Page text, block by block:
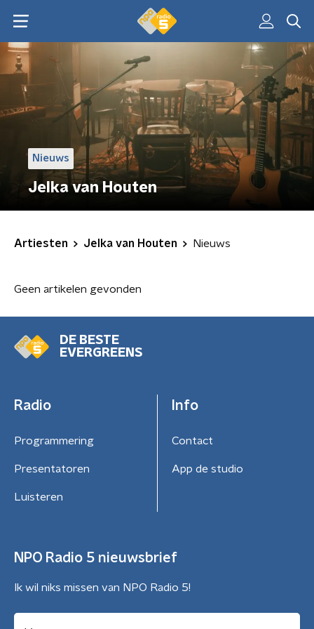
Nieuws
Jelka van Houten
Artiesten Jelka van Houten Nieuws
Geen artikelen gevonden
DE BESTE
EVERGREENS
Radio
Programmering
Presentatoren
Luisteren
Info
Contact
App de studio
NPO Radio 5 nieuwsbrief
Ik wil niks missen van NPO Radio 5!